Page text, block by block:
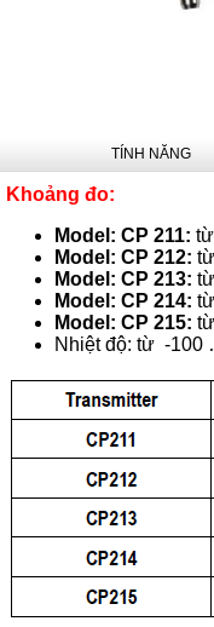
TÍNH NĂNG
Khoảng đo:
Model: CP 211:
Model: CP 212:
Model: CP 213:
Model: CP 214:
Model: CP 215:
Nhiệt độ: từ -100